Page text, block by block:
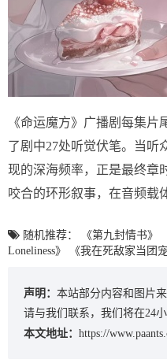
《命运魔方》广播剧每集
了剧中27处听觉伏笔。当听
现的深海频率，正是最终章
咬合的环形叙事，在音频载
随机推荐： 《第九封情书》
Loneliness》
《我在死敌家当团宠
声明： 本站部分内容和图片
请与我们联系，我们将在24小
本文地址： https://